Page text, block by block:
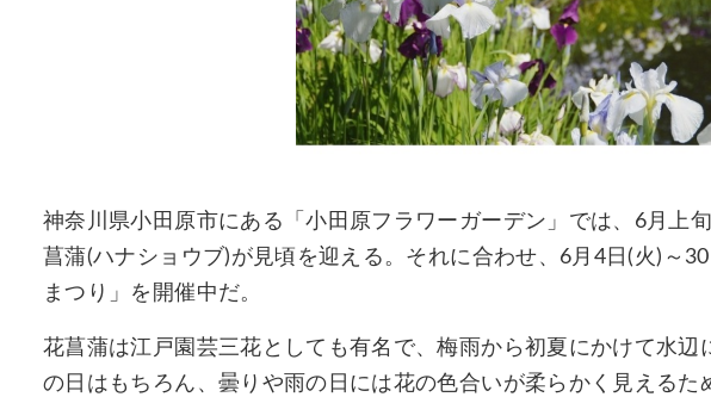
神奈川県小田原市にある「小田原フラワーガーデン」では、6月上
菖蒲(ハナショウブ)が見頃を迎える。それに合わせ、6月4日(火)～
まつり」を開催中だ。
花菖蒲は江戸園芸三花としても有名で、梅雨から初夏にかけて水辺
の日はもちろん、曇りや雨の日には花の色合いが柔らかく見えるた